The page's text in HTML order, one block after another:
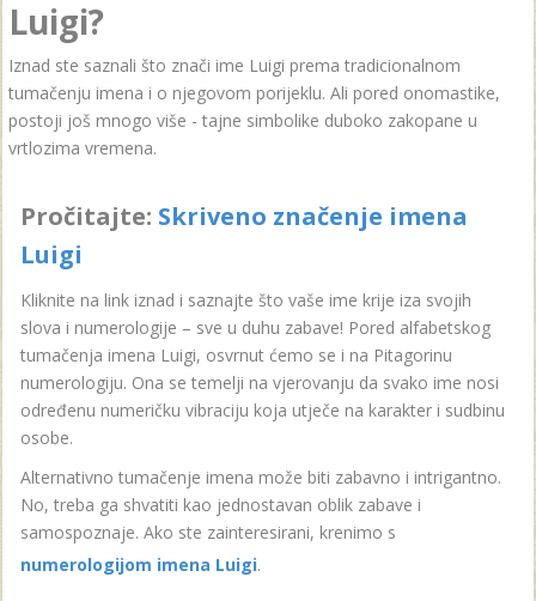
Luigi?
Iznad ste saznali što znači ime Luigi prema tradicionalnom
tumačenju imena i o njegovom porijeklu. Ali pored onomastike,
postoji još mnogo više - tajne simbolike duboko zakopane u
vrtlozima vremena.
Pročitajte: Skriveno značenje imena
Luigi
Kliknite na link iznad i saznajte što vaše ime krije iza svojih
slova i numerologije – sve u duhu zabave! Pored alfabetskog
tumačenja imena Luigi, osvrnut ćemo se i na Pitagorinu
numerologiju. Ona se temelji na vjerovanju da svako ime nosi
određenu numeričku vibraciju koja utječe na karakter i sudbinu
osobe.
Alternativno tumačenje imena može biti zabavno i intrigantno.
No, treba ga shvatiti kao jednostavan oblik zabave i
samospoznaje. Ako ste zainteresirani, krenimo s
numerologijom imena Luigi.